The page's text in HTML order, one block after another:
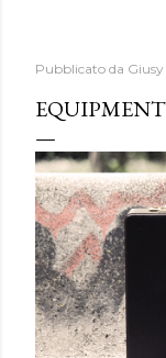
Pubblicato da Giusy